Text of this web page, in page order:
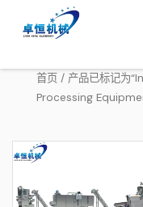
容
首页/ 产品已标记为
Processing